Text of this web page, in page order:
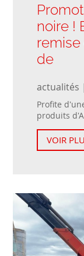
noire !
remise
de
actualités
Profite
produits
VOIR